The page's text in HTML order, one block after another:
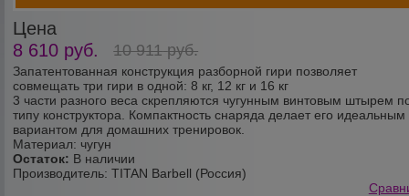
Запатентованная конструкция разборной гири позволяет
совмещать три гири в одной: 8 кг, 12 кг и 16 кг
3 части разного веса скрепляются чугунным винтовым штырем
типу конструктора. Компактность снаряда делает его идеальным
вариантом для домашних тренировок.
Материал: чугун
Остаток: В наличии
Производитель: TITAN Barbell (Россия)
Цена
10 911 руб.
8 610 руб.